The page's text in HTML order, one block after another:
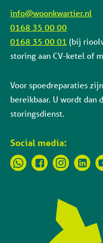
info@woonkwartier.nl
0168 35 00 00
0168 35 00 01 (bij
storing aan CV-ketel of
Voor spoedreparaties
bereikbaar. U wordt dan
storingsdienst.
Social media: